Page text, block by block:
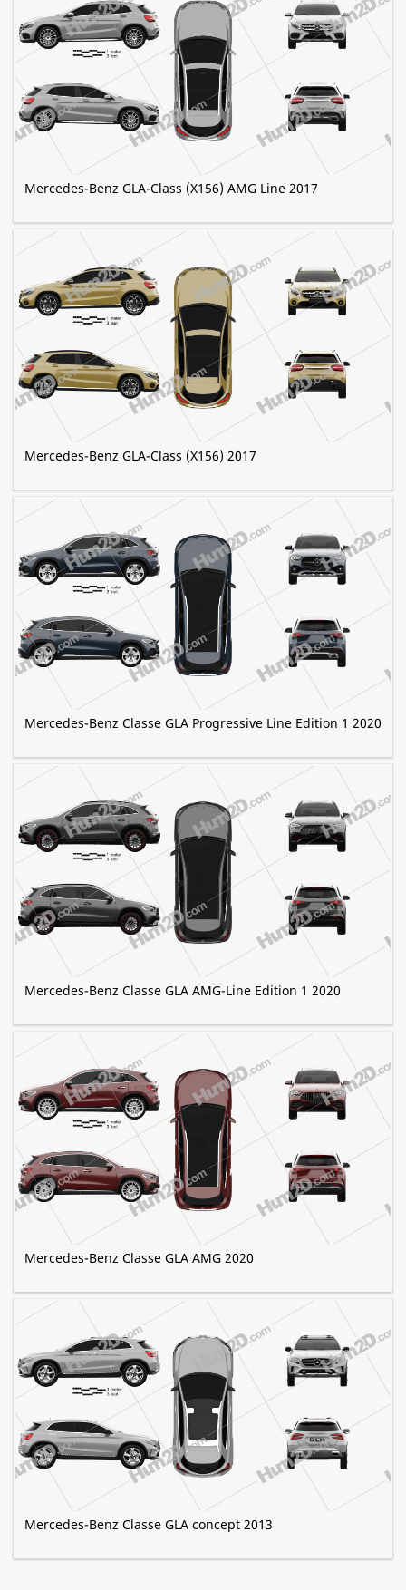
Mercedes-Benz GLA-Class (X156) AMG Line 2017
Mercedes-Benz GLA-Class (X156) 2017
Mercedes-Benz Classe GLA Progressive Line Edition 1 2020
Mercedes-Benz Classe GLA AMG-Line Edition 1 2020
Mercedes-Benz Classe GLA AMG 2020
Mercedes-Benz Classe GLA concept 2013